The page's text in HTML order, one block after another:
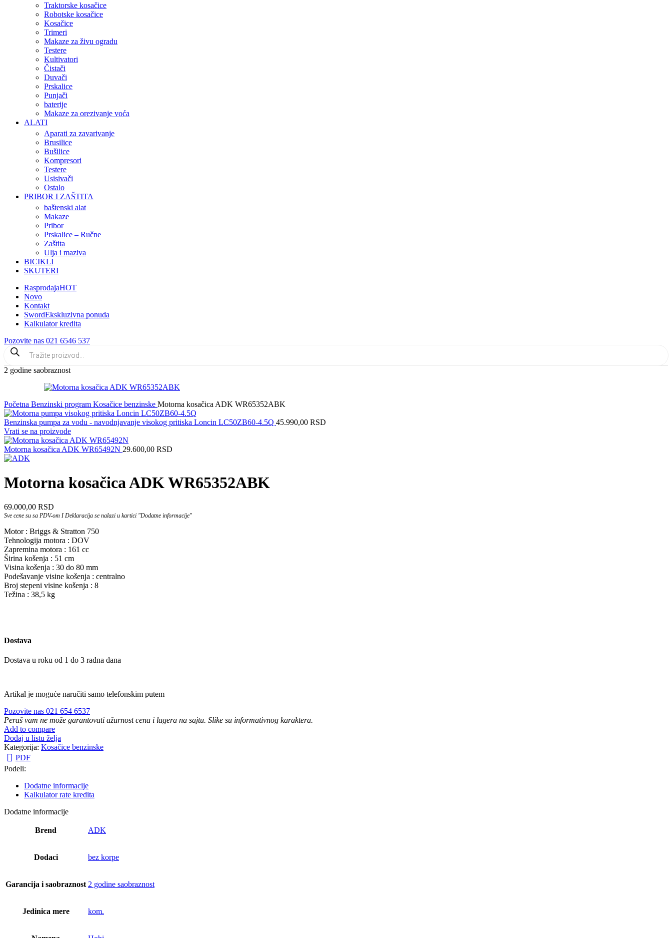
Traktorske kosačice
Robotske kosačice
Kosačice
Trimeri
Makaze za živu ogradu
Testere
Kultivatori
Čistači
Duvači
Prskalice
Punjači
baterije
Makaze za orezivanje voća
ALATI
Aparati za zavarivanje
Brusilice
Bušilice
Kompresori
Testere
Usisivači
Ostalo
PRIBOR I ZAŠTITA
baštenski alat
Makaze
Pribor
Prskalice – Ručne
Zaštita
Ulja i maziva
BICIKLI
SKUTERI
RasprodajaHOT
Novo
Kontakt
SwordEkskluzivna ponuda
Kalkulator kredita
Pozovite nas 021 6546 537
2 godine saobraznost
Početna Benzinski program Kosačice benzinske Motorna kosačica ADK WR65352ABK
Benzinska pumpa za vodu - navodnjavanje visokog pritiska Loncin LC50ZB60-4.5Q 45.990,00 RSD
Vrati se na proizvode
Motorna kosačica ADK WR65492N 29.600,00 RSD
Motorna kosačica ADK WR65352ABK
69.000,00 RSD
Sve cene su sa PDV-om I Deklaracija se nalazi u kartici "Dodatne informacije"
Motor : Briggs & Stratton 750
Tehnologija motora : DOV
Zapremina motora : 161 cc
Širina košenja : 51 cm
Visina košenja : 30 do 80 mm
Podešavanje visine košenja : centralno
Broj stepeni visine košenja : 8
Težina : 38,5 kg
Dostava
Dostava u roku od 1 do 3 radna dana
Artikal je moguće naručiti samo telefonskim putem
Pozovite nas 021 654 6537
Peraš vam ne može garantovati ažurnost cena i lagera na sajtu. Slike su informativnog karaktera.
Add to compare
Dodaj u listu želja
Kategorija: Kosačice benzinske
PDF
Podeli:
Dodatne informacije
Kalkulator rate kredita
Dodatne informacije
Brend ADK
Dodaci bez korpe
Garancija i saobraznost 2 godine saobraznost
Jedinica mere kom.